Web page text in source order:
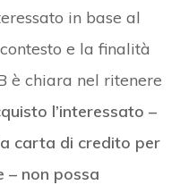
in base al
e la finalità
è chiara nel ritenere
l’interessato –
carta di credito per
– non possa